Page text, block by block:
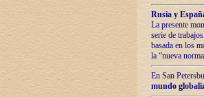
Rusia y
La presente
serie de
basada en los
la “nueva
En San
mundo